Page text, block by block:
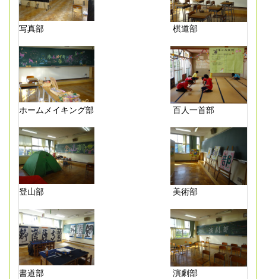
写真部 棋道部
ホームメイキング部 百人一首部
登山部 美術部
書道部 演劇部